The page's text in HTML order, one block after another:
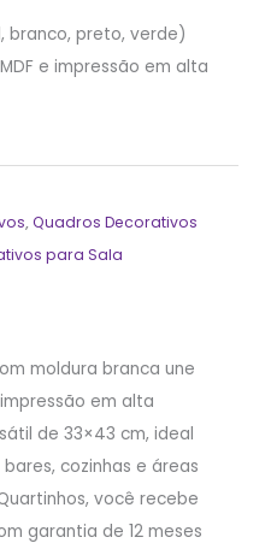
branco, preto, verde)
e impressão em alta
,Quadros Decorativos
para Sala
moldura branca une
em alta
de 33×43 cm, ideal
cozinhas e áreas
você recebe
garantia de 12 meses